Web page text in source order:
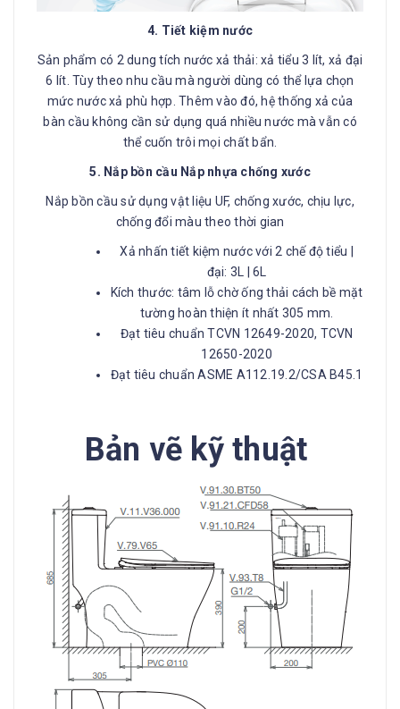
4. Tiết kiệm nước
Sản phẩm có 2 dung tích nước xả thải: xả tiểu 3 lít, xả đại
6 lít. Tùy theo nhu cầu mà người dùng có thể lựa chọn
mức nước xả phù hợp. Thêm vào đó, hệ thống xả của
bàn cầu không cần sử dụng quá nhiều nước mà vẫn có
thể cuốn trôi mọi chất bẩn.
5. Nắp bồn cầu Nắp nhựa chống xước
Nắp bồn cầu sử dụng vật liệu UF, chống xước, chịu lực,
chống đổi màu theo thời gian
Xả nhấn tiết kiệm nước với 2 chế độ tiểu |
đại: 3L | 6L
Kích thước: tâm lỗ chờ ống thải cách bề mặt
tường hoàn thiện ít nhất 305 mm.
Đạt tiêu chuẩn TCVN 12649-2020, TCVN
12650-2020
Đạt tiêu chuẩn ASME A112.19.2/CSA B45.1
Bản vẽ kỹ thuật